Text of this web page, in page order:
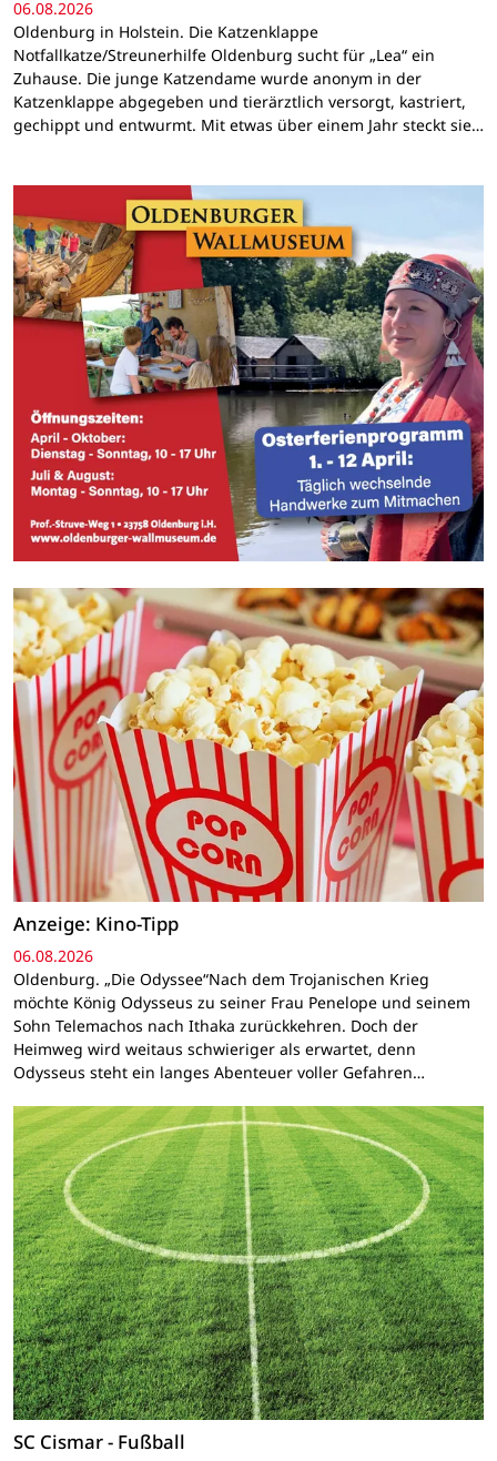
06.08.2026
Oldenburg in Holstein. Die Katzenklappe
Notfallkatze/Streunerhilfe Oldenburg sucht für „Lea“ ein
Zuhause. Die junge Katzendame wurde anonym in der
Katzenklappe abgegeben und tierärztlich versorgt, kastriert,
gechippt und entwurmt. Mit etwas über einem Jahr steckt sie…
Anzeige: Kino-Tipp
06.08.2026
Oldenburg. „Die Odyssee“Nach dem Trojanischen Krieg
möchte König Odysseus zu seiner Frau Penelope und seinem
Sohn Telemachos nach Ithaka zurückkehren. Doch der
Heimweg wird weitaus schwieriger als erwartet, denn
Odysseus steht ein langes Abenteuer voller Gefahren…
SC Cismar - Fußball